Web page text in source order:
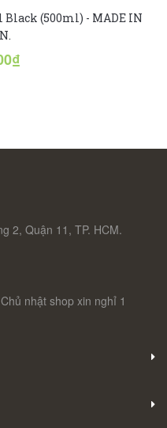
(500ml) - MADE IN
2, Quận 11, TP. HCM.
nhật shop xin nghỉ 1